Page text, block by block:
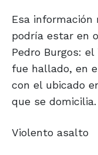
Esa información
podría estar en
Pedro Burgos:
fue hallado, en
con el ubicado
que se domicilia.
Violento asalto